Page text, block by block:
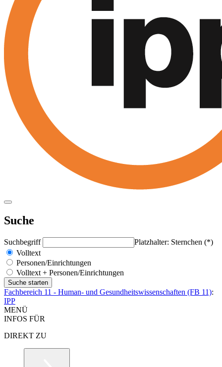
Suche
Suchbegriff
Platzhalter: Sternchen (*)
Volltext
Personen/Einrichtungen
Volltext + Personen/Einrichtungen
Fachbereich 11 - Human- und Gesundheitswissenschaften (FB 11):
IPP
MENÜ
INFOS FÜR
DIREKT ZU